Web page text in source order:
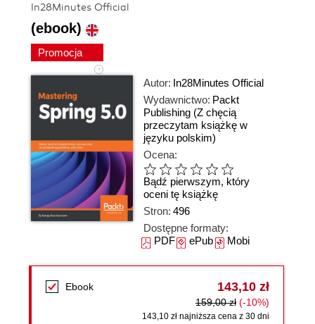
In28Minutes Official
(ebook)
Promocja
Autor: In28Minutes Official
Wydawnictwo: Packt
Publishing (Z chęcią
przeczytam książkę w
języku polskim)
Ocena:
Bądź pierwszym, który
oceni tę książkę
Stron: 496
Dostępne formaty:
PDFePubMobi
Ebook 143,10 zł
159,00 zł (-10%)
143,10 zł najniższa cena z 30 dni